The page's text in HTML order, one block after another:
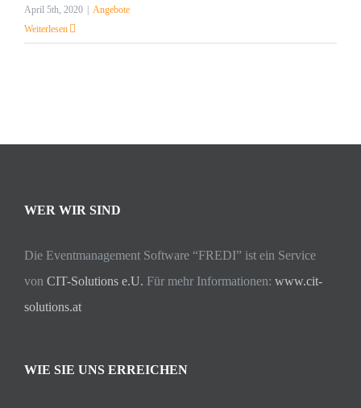
April 5th, 2020 | Angebote
Weiterlesen
WER WIR SIND
Die Eventmanagement Software “FREDI” ist ein Service
von CIT-Solutions e.U. Für mehr Informationen: www.cit-
solutions.at
WIE SIE UNS ERREICHEN